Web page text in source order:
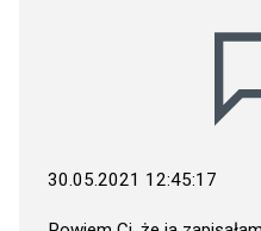
30.05.2021 12:45:17